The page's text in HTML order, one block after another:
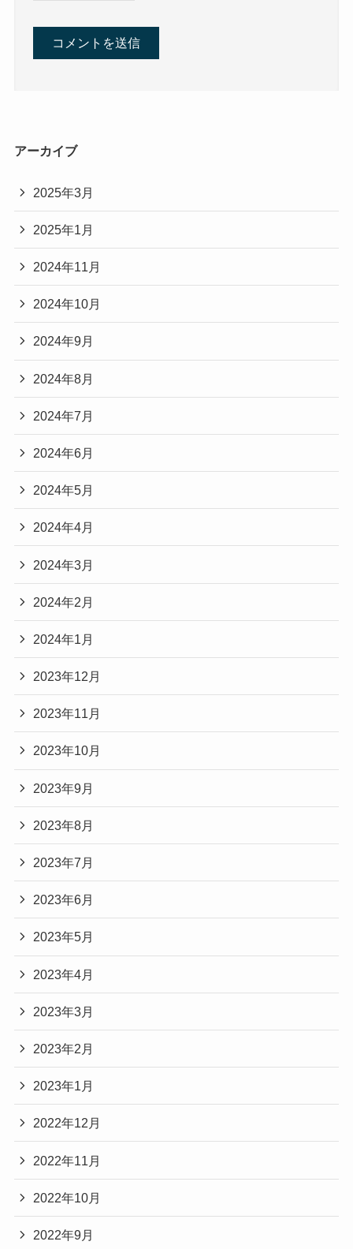
アーカイブ
2025年3月
2025年1月
2024年11月
2024年10月
2024年9月
2024年8月
2024年7月
2024年6月
2024年5月
2024年4月
2024年3月
2024年2月
2024年1月
2023年12月
2023年11月
2023年10月
2023年9月
2023年8月
2023年7月
2023年6月
2023年5月
2023年4月
2023年3月
2023年2月
2023年1月
2022年12月
2022年11月
2022年10月
2022年9月